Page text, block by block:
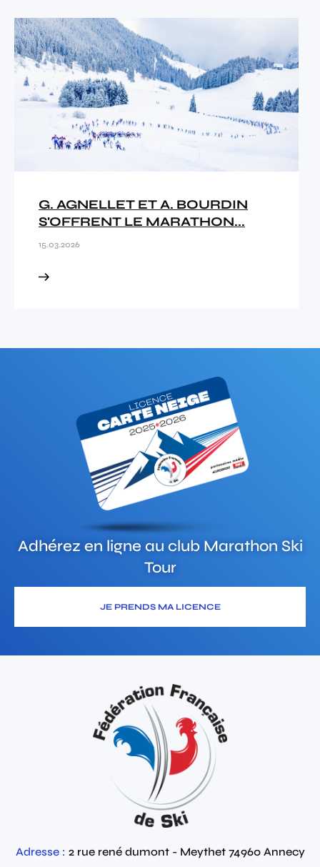
G. AGNELLET ET A. BOURDIN
S'OFFRENT LE MARATHON...
15.03.2026
Adhérez en ligne au club Marathon Ski
Tour
JE PRENDS MA LICENCE
Adresse : 2 rue rené dumont - Meythet 74960 Annecy